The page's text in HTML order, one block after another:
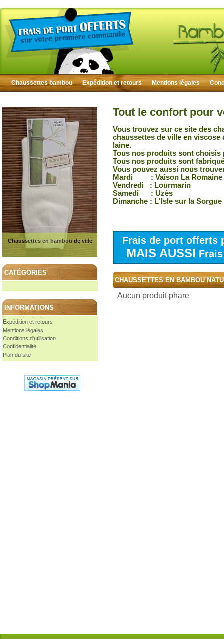
Chaussettes bambou Expédition et retours Mentions légales
Chaussettes en bambou de ville
CATÉGORIES
INFORMATIONS
Expédition et retours
Mentions légales
Conditions d'utilisation
Confidentialité
Plan du site
Tout le confort pour
Vous trouvez sur ce site des
chaussettes de ville en
laine.
Tous nos produits sont choisis
Tous nos produits sont
Vous pouvez aussi nous
Mardi : Vaison La Romaine
Vendredi : Lourmarin
Samedi : Uzès
Dimanche : L'Isle sur la Sorgue
Frais de port offerts
MAIS AUSSI
CHAUSSETTES EN BAMBOU
Aucun produit phare